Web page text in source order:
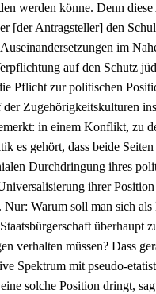
werden könne. Denn diese
[der Antragsteller] den
im
auf den Schutz
Pflicht zur politischen
Zugehörigkeitskulturen
in einem Konflikt, zu
es gehört, dass beide Seiten
Durchdringung ihres
ihrer Position
Nur: Warum soll man sich
überhaupt
verhalten müssen? Dass
Spektrum mit pseudo-
solche Position dringt,